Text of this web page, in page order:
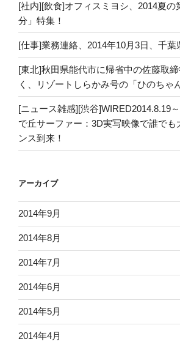
[社内][飲食]オフィスミヨシ、2014夏の
分」特集！
[仕事]業務連絡、2014年10月3日、千葉
[東北]秋田県能代市に帰省中の佐藤取
く、リゾートしらかみ号の「ひのちゃん
[ニュース雑感][渋谷]WIRED2014.8.19
で丘サーファー：3D実写映像で誰でも
ンス到来！
アーカイブ
2014年9月
2014年8月
2014年7月
2014年6月
2014年5月
2014年4月